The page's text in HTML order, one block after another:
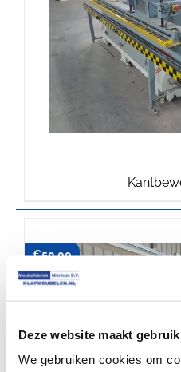
Deze website maakt
We gebruiken cookies om
€50.00